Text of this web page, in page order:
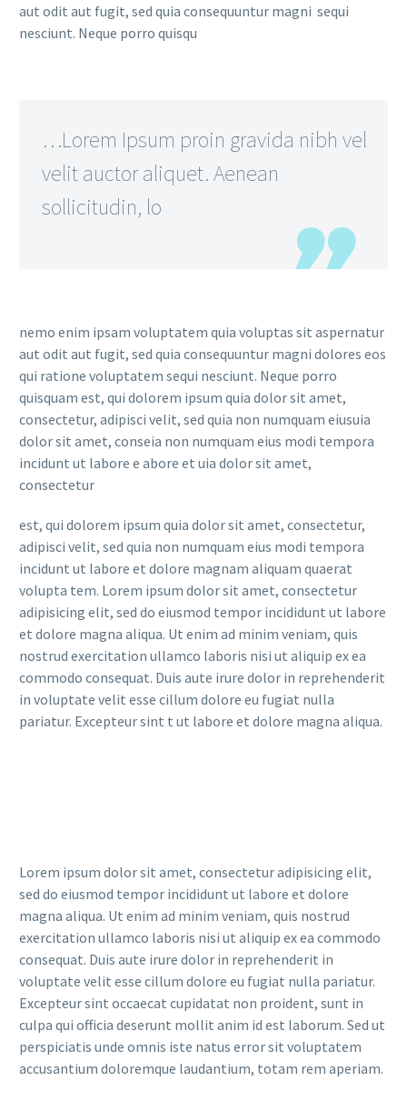
aut odit aut fugit, sed quia consequuntur magni sequi
nesciunt. Neque porro quisqu
…Lorem Ipsum proin gravida nibh vel
velit auctor aliquet. Aenean
sollicitudin, lo
nemo enim ipsam voluptatem quia voluptas sit aspernatur
aut odit aut fugit, sed quia consequuntur magni dolores eos
qui ratione voluptatem sequi nesciunt. Neque porro
quisquam est, qui dolorem ipsum quia dolor sit amet,
consectetur, adipisci velit, sed quia non numquam eiusuia
dolor sit amet, conseia non numquam eius modi tempora
incidunt ut labore e abore et uia dolor sit amet,
consectetur
est, qui dolorem ipsum quia dolor sit amet, consectetur,
adipisci velit, sed quia non numquam eius modi tempora
incidunt ut labore et dolore magnam aliquam quaerat
volupta tem. Lorem ipsum dolor sit amet, consectetur
adipisicing elit, sed do eiusmod tempor incididunt ut labore
et dolore magna aliqua. Ut enim ad minim veniam, quis
nostrud exercitation ullamco laboris nisi ut aliquip ex ea
commodo consequat. Duis aute irure dolor in reprehenderit
in voluptate velit esse cillum dolore eu fugiat nulla
pariatur. Excepteur sint t ut labore et dolore magna aliqua.
Lorem ipsum dolor sit amet, consectetur adipisicing elit,
sed do eiusmod tempor incididunt ut labore et dolore
magna aliqua. Ut enim ad minim veniam, quis nostrud
exercitation ullamco laboris nisi ut aliquip ex ea commodo
consequat. Duis aute irure dolor in reprehenderit in
voluptate velit esse cillum dolore eu fugiat nulla pariatur.
Excepteur sint occaecat cupidatat non proident, sunt in
culpa qui officia deserunt mollit anim id est laborum. Sed ut
perspiciatis unde omnis iste natus error sit voluptatem
accusantium doloremque laudantium, totam rem aperiam.